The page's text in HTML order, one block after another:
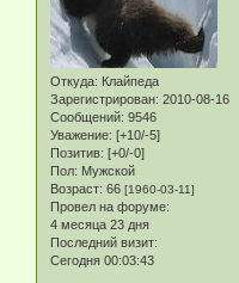
Откуда: Клайпеда
Зарегистрирован: 2010-08-16
Сообщений: 9546
Уважение: [+10/-5]
Позитив: [+0/-0]
Пол: Мужской
Возраст: 66 [1960-03-11]
Провел на форуме:
4 месяца 23 дня
Последний визит:
Сегодня 00:03:43